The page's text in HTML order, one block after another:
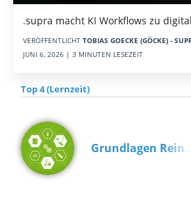
.supra macht KI Workflows zu
VERÖFFENTLICHT TOBIAS GOECKE (GÖCKE) -
JUNI 6, 2026 | 3 MINUTEN LESEZEIT
Top 4 (Lernzeit)
Grundlagen Rein…